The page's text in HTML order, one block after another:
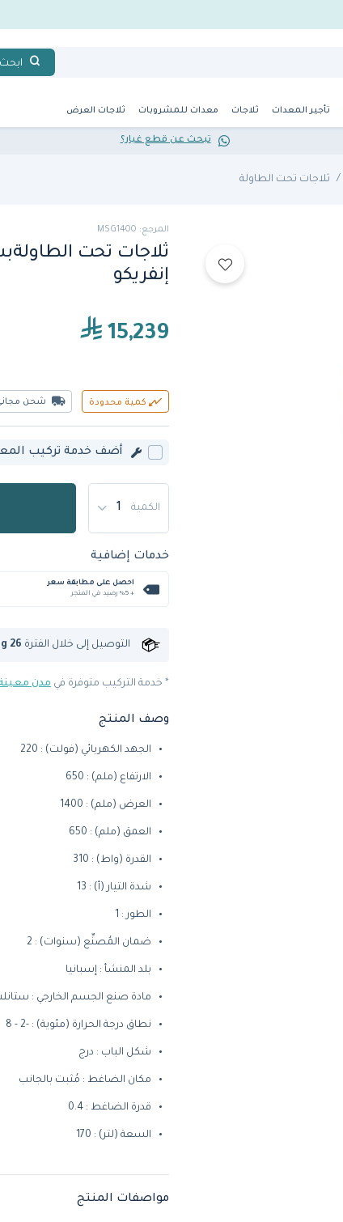
ابحث
تأجير المعدات ثلاجات معدات للمشروبات ثلاجات العرض
تبحث عن قطع غيار؟
ثلاجات تحت الطاولة
المرجع: MSG1400
إنفريكو
15,239
كمية محدودة شحن
أضف خدمة تركيب
الكمية
خدمات إضافية
احصل على مطابقة سعر
+ %5 رصيد في المتجر
التوصيل إلى خلال الفترة 26
* خدمة التركيب متوفرة في مدن
وصف المنتج
الجهد الكهربائي (فولت) : 220
الارتفاع (ملم) : 650
العرض (ملم) : 1400
العمق (ملم) : 650
القدرة (واط) : 310
شدة التيار (أ) : 13
الطور : 1
ضمان المُصنِّع (سنوات) : 2
بلد المنشأ : إسبانيا
مادة صنع الجسم الخارجي :
نطاق درجة الحرارة (مئوية) : -2 - 8
شكل الباب : درج
مكان الضاغط : مُثبت بالجانب
قدرة الضاغط : 0.4
السعة (لتر) : 170
مواصفات المنتج